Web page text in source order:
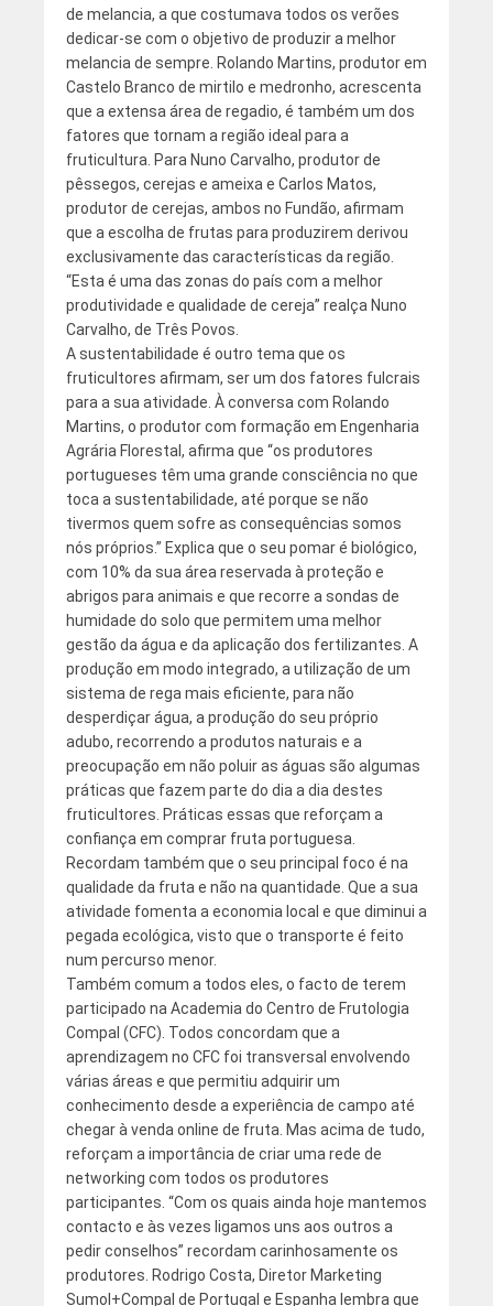
de melancia, a que costumava todos os verões
dedicar-se com o objetivo de produzir a melhor
melancia de sempre. Rolando Martins, produtor em
Castelo Branco de mirtilo e medronho, acrescenta
que a extensa área de regadio, é também um dos
fatores que tornam a região ideal para a
fruticultura. Para Nuno Carvalho, produtor de
pêssegos, cerejas e ameixa e Carlos Matos,
produtor de cerejas, ambos no Fundão, afirmam
que a escolha de frutas para produzirem derivou
exclusivamente das características da região.
“Esta é uma das zonas do país com a melhor
produtividade e qualidade de cereja” realça Nuno
Carvalho, de Três Povos.
A sustentabilidade é outro tema que os
fruticultores afirmam, ser um dos fatores fulcrais
para a sua atividade. À conversa com Rolando
Martins, o produtor com formação em Engenharia
Agrária Florestal, afirma que “os produtores
portugueses têm uma grande consciência no que
toca a sustentabilidade, até porque se não
tivermos quem sofre as consequências somos
nós próprios.” Explica que o seu pomar é biológico,
com 10% da sua área reservada à proteção e
abrigos para animais e que recorre a sondas de
humidade do solo que permitem uma melhor
gestão da água e da aplicação dos fertilizantes. A
produção em modo integrado, a utilização de um
sistema de rega mais eficiente, para não
desperdiçar água, a produção do seu próprio
adubo, recorrendo a produtos naturais e a
preocupação em não poluir as águas são algumas
práticas que fazem parte do dia a dia destes
fruticultores. Práticas essas que reforçam a
confiança em comprar fruta portuguesa.
Recordam também que o seu principal foco é na
qualidade da fruta e não na quantidade. Que a sua
atividade fomenta a economia local e que diminui a
pegada ecológica, visto que o transporte é feito
num percurso menor.
Também comum a todos eles, o facto de terem
participado na Academia do Centro de Frutologia
Compal (CFC). Todos concordam que a
aprendizagem no CFC foi transversal envolvendo
várias áreas e que permitiu adquirir um
conhecimento desde a experiência de campo até
chegar à venda online de fruta. Mas acima de tudo,
reforçam a importância de criar uma rede de
networking com todos os produtores
participantes. “Com os quais ainda hoje mantemos
contacto e às vezes ligamos uns aos outros a
pedir conselhos” recordam carinhosamente os
produtores. Rodrigo Costa, Diretor Marketing
Sumol+Compal de Portugal e Espanha lembra que